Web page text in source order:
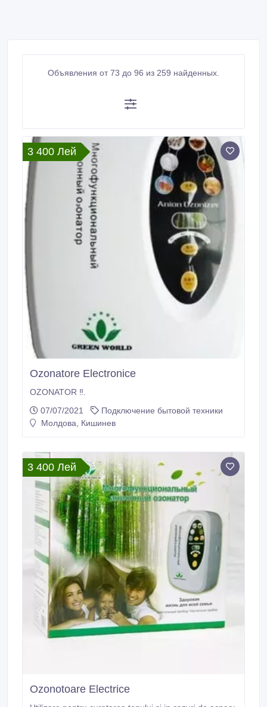
Объявления от 73 до 96 из 259 найденных.
3 400 Лей
Ozonatore Electronice
OZONATOR ‼️.
07/07/2021
Подключение бытовой техники
Молдова, Кишинев
3 400 Лей
Ozonotoare Electrice